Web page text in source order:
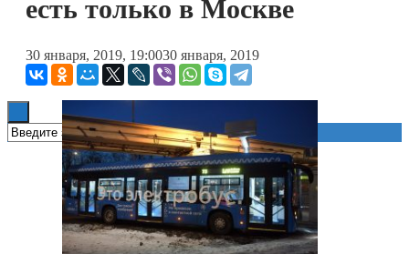
Книги
есть только в Москве
30 января, 2019, 19:0030 января, 2019